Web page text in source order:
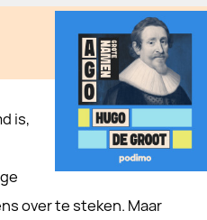
is,
over te steken. Maar